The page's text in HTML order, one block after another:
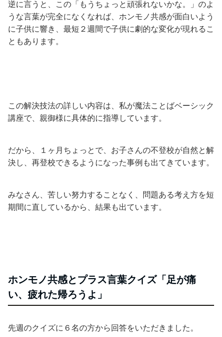
逆に言うと、この「もうちょっと頑張れないかな。」のよ
うな言葉が完全になくなれば、ホンモノ共感が面白いよう
に子供に響き、最短２週間で子供に劇的な変化が現れるこ
ともあります。
この解決技法の詳しい内容は、私が魔法ことばベーシック
講座で、親御様に具体的に指導しています。
だから、１ヶ月ちょっとで、お子さんの不登校が自然と解
決し、再登校できるようになった事例も出てきています。
みなさん、苦しい努力することなく、問題ある考え方を短
期間に直しているから、結果も出ています。
ホンモノ共感とプラス言葉クイズ「足が痛
い、疲れた帰ろうよ」
先週のクイズに６名の方から回答をいただきました。